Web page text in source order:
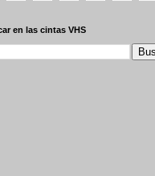
en las cintas VHS